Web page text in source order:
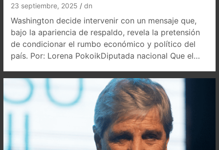
23 septiembre, 2025 dn
Washington decide intervenir con un mensaje que,
bajo la apariencia de respaldo, revela la pretensión
de condicionar el rumbo económico y político del
país. Por: Lorena PokoikDiputada nacional Que el…